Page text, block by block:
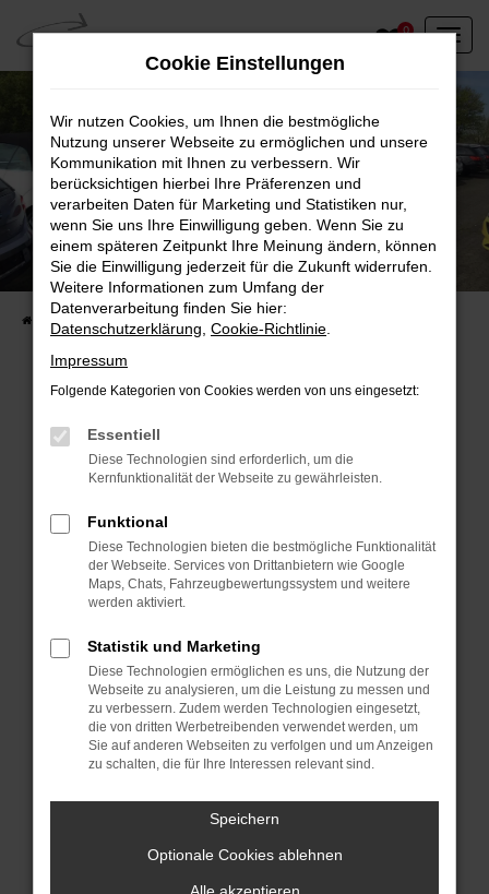
Zum
Hauptinhalt
springen
0
Unser Fahrzeugbestand vor Ort
Entdecken Sie unsere sofort verfügbaren
Fahrzeugangebote
Fehler: Network Error
Beim Laden ist ein Fehler aufgetreten.
Hier sind ein paar Tipps, die dir helfen können:
Überprüfe deine Firewall und deine
Internetverbindung.
Laden andere Webseiten, zum Beispiel deine
Suchmaschine?
Manche Erweiterungen, wie Werbeblocker,
können das Laden bestimmter Seiten
verhindern. Funktioniert die Seite in einem
anderen Browser oder in einem privaten
Fenster?
Das kann manchmal helfen, vorübergehende
Probleme zu beheben.
Stelle sicher, dass dein Browser und dein
Betriebssystem auf dem neuesten Stand
Cookie Einstellungen
Wir nutzen Cookies, um Ihnen die bestmögliche
Nutzung unserer Webseite zu ermöglichen und unsere
Kommunikation mit Ihnen zu verbessern. Wir
berücksichtigen hierbei Ihre Präferenzen und
verarbeiten Daten für Marketing und Statistiken nur,
wenn Sie uns Ihre Einwilligung geben. Wenn Sie zu
einem späteren Zeitpunkt Ihre Meinung ändern, können
Sie die Einwilligung jederzeit für die Zukunft widerrufen.
Weitere Informationen zum Umfang der
Datenverarbeitung finden Sie hier:
Datenschutzerklärung Cookie-Richtlinie
Impressum
Folgende Kategorien von Cookies werden von uns eingesetzt:
Essentiell
Diese Technologien sind erforderlich, um die
Kernfunktionalität der Webseite zu gewährleisten.
Funktional
Diese Technologien bieten die bestmögliche Funktionalität
der Webseite. Services von Drittanbietern wie Google
Maps, Chats, Fahrzeugbewertungssystem und weitere
werden aktiviert.
Statistik und Marketing
Diese Technologien ermöglichen es uns, die Nutzung der
Webseite zu analysieren, um die Leistung zu messen und
zu verbessern. Zudem werden Technologien eingesetzt,
die von dritten Werbetreibenden verwendet werden, um
Sie auf anderen Webseiten zu verfolgen und um Anzeigen
zu schalten, die für Ihre Interessen relevant sind.
Speichern
Optionale Cookies ablehnen